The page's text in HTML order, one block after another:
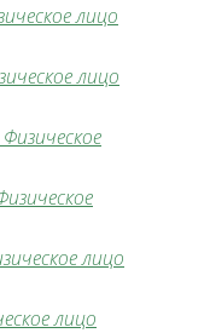
лицо
лицо
лицо
лицо